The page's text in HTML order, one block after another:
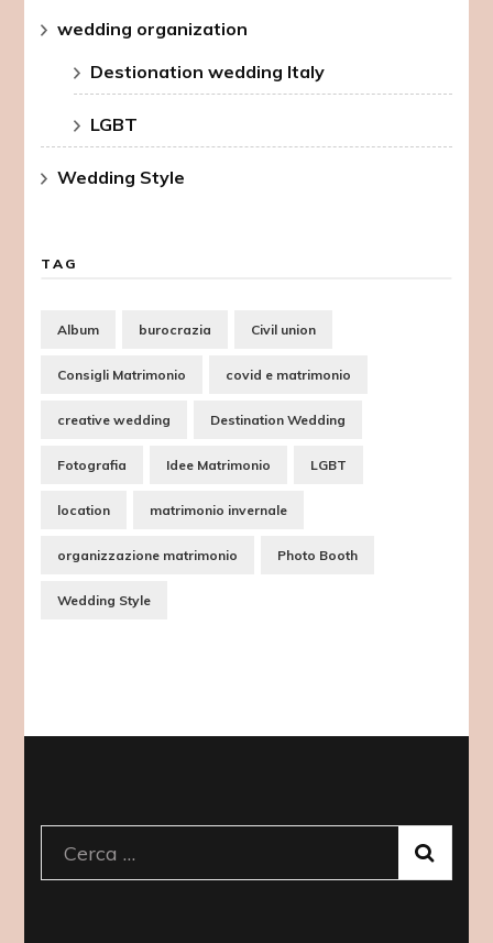
wedding organization
Destionation wedding Italy
LGBT
Wedding Style
TAG
Album burocrazia Civil union
Consigli Matrimonio covid e matrimonio
creative wedding Destination Wedding
Fotografia Idee Matrimonio LGBT
location matrimonio invernale
organizzazione matrimonio Photo Booth
Wedding Style
Ricerca
per: